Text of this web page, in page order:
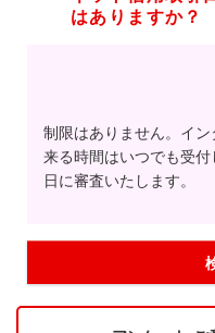
はありますか？
制限はありません。イ
来る時間はいつでも受
日に審査いたします。